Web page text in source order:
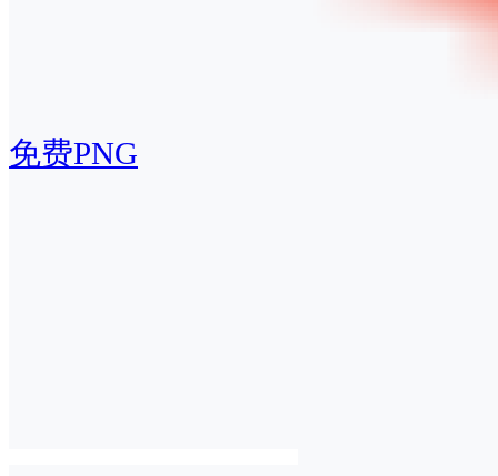
免费PNG